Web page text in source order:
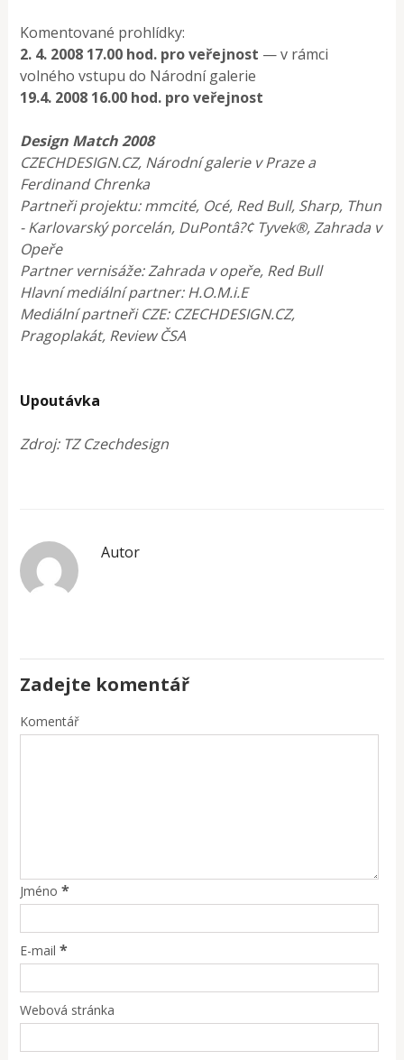
Komentované prohlídky:
2. 4. 2008 17.00 hod. pro veřejnost — v rámci
volného vstupu do Národní galerie
19.4. 2008 16.00 hod. pro veřejnost
Design Match 2008
CZECHDESIGN.CZ, Národní galerie v Praze a
Ferdinand Chrenka
Partneři projektu: mmcité, Océ, Red Bull, Sharp, Thun
- Karlovarský porcelán, DuPontâ?¢ Tyvek®, Zahrada v
Opeře
Partner vernisáže: Zahrada v opeře, Red Bull
Hlavní mediální partner: H.O.M.i.E
Mediální partneři CZE: CZECHDESIGN.CZ,
Pragoplakát, Review ČSA
Upoutávka
Zdroj: TZ Czechdesign
Autor
Zadejte komentář
Komentář
Jméno *
E-mail *
Webová stránka